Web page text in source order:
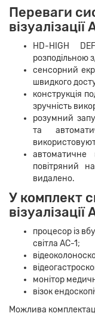
Переваги
HD-HIGH
розподільною
сенсорний
швидкого
конструкція
зручність
розумний
та
автоматичне
повітряний
видалено.
У комплект
процесор із
світла АС-1;
монітор
візок
Можлива